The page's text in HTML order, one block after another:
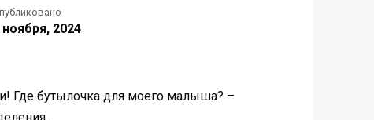
ноября, 2024
Где бутылочка для моего малыша? –